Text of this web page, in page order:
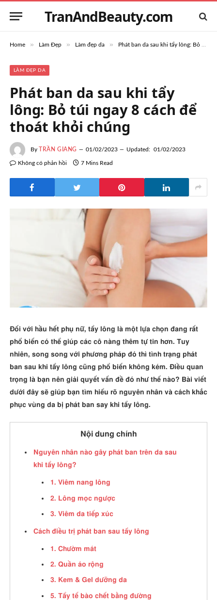
TranAndBeauty.com
Home » Làm Đẹp » Làm đẹp da » Phát ban da sau khi tẩy lông: Bỏ túi ngay 8 cách để thoát khỏi chúng
LÀM ĐẸP DA
Phát ban da sau khi tẩy
lông: Bỏ túi ngay 8 cách để
thoát khỏi chúng
By TRẦN GIANG 01/02/2023 Updated: 01/02/2023
Không có phản hồi 7 Mins Read
Đối với hầu hết phụ nữ, tẩy lông là một lựa chọn đang rất
phổ biến có thể giúp các cô nàng thêm tự tin hơn. Tuy
nhiên, song song với phương pháp đó thì tình trạng phát
ban sau khi tẩy lông cũng phổ biến không kém. Điều quan
trọng là bạn nên giải quyết vấn đề đó như thế nào? Bài viết
dưới đây sẽ giúp bạn tìm hiểu rõ nguyên nhân và cách khắc
phục vùng da bị phát ban say khi tẩy lông.
Nội dung chính
Nguyên nhân nào gây phát ban trên da sau
khi tẩy lông?
1. Viêm nang lông
2. Lông mọc ngược
3. Viêm da tiếp xúc
Cách điều trị phát ban sau tẩy lông
1. Chườm mát
2. Quần áo rộng
3. Kem & Gel dưỡng da
5. Tẩy tế bào chết bằng đường